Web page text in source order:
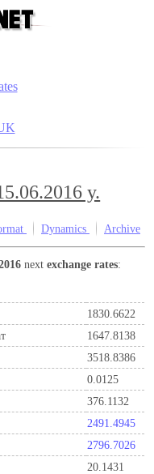
y.
Dynamics Archive
nextexchange rates:
1830.6622
1647.8138
3518.8386
0.0125
376.1132
2491.4945
2796.7026
20.1431